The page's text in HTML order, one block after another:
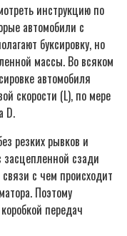
инструкцию по
автомобили с
буксировку, но
массы. Во всяком
автомобиля
скорости (L), по мере
D.
резких рывков и
сзади
с чем происходит
Поэтому
передач